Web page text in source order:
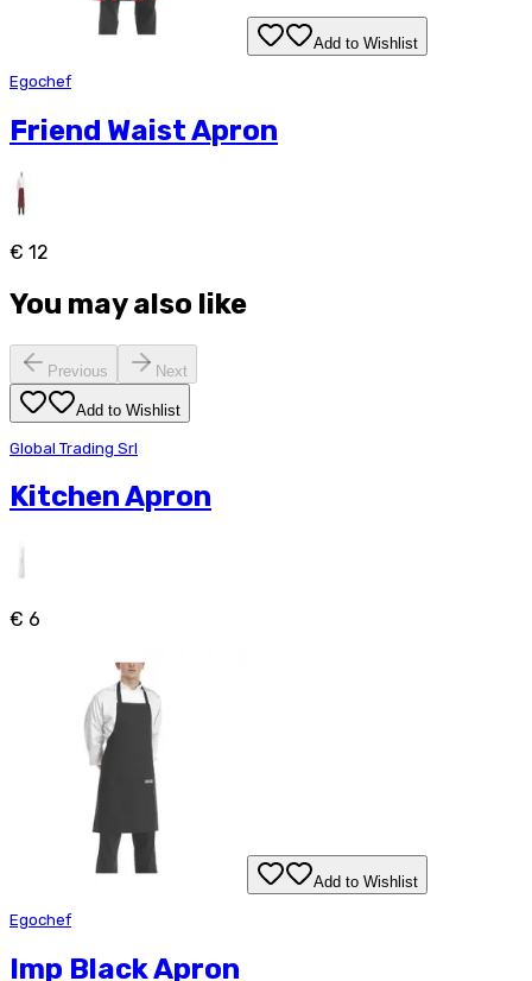
Add to Wishlist
Egochef
Friend Waist Apron
€ 12
You may also like
Previous Next
Add to Wishlist
Global Trading Srl
Kitchen Apron
€ 6
Add to Wishlist
Egochef
Imp Black Apron